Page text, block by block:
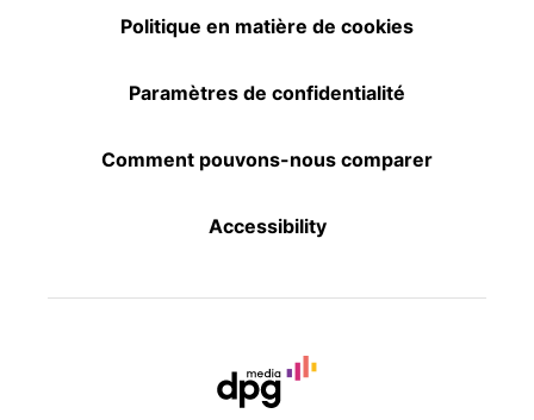
Politique en matière de cookies
Paramètres de confidentialité
Comment pouvons-nous comparer
Accessibility